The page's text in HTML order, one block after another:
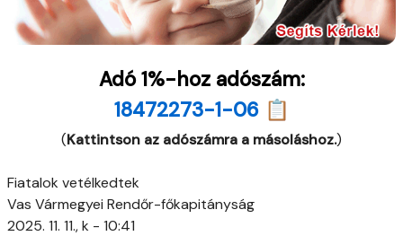
Adó 1%-hoz adószám:
18472273-1-06 📋
(Kattintson az adószámra a másoláshoz.)
Fiatalok vetélkedtek
Vas Vármegyei Rendőr-főkapitányság
2025. 11. 11., k - 10:41